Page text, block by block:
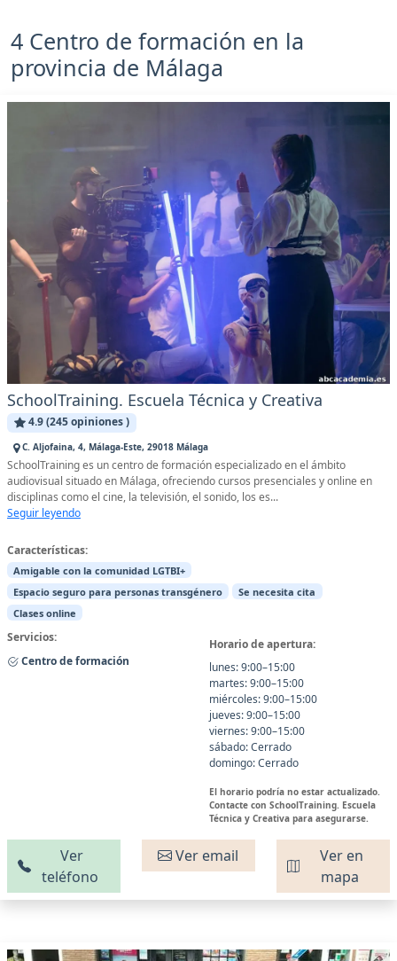
4 Centro de formación en la
provincia de Málaga
SchoolTraining. Escuela Técnica y Creativa
4.9 (245 opiniones )
C. Aljofaina, 4, Málaga-Este, 29018 Málaga
SchoolTraining es un centro de formación especializado en el ámbito
audiovisual situado en Málaga, ofreciendo cursos presenciales y online en
disciplinas como el cine, la televisión, el sonido, los es...
Seguir leyendo
Características:
Amigable con la comunidad LGTBI+
Espacio seguro para personas transgénero
Se necesita cita
Clases online
Servicios:
Centro de formación
Horario de apertura:
lunes: 9:00–15:00
martes: 9:00–15:00
miércoles: 9:00–15:00
jueves: 9:00–15:00
viernes: 9:00–15:00
sábado: Cerrado
domingo: Cerrado
El horario podría no estar actualizado.
Contacte con SchoolTraining. Escuela
Técnica y Creativa para asegurarse.
Ver
teléfono
Ver email
Ver en
mapa